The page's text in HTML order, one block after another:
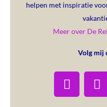
helpen met inspiratie
Meer over De
Volg mij